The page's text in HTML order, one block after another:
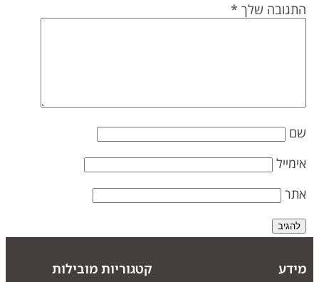
שלך*
קטגוריות מובילות